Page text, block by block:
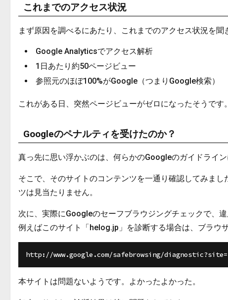
これまでのアクセス状況
まず原因を調べるにあたり、これまでのアクセス状況を聞
Google Analyticsでアクセス解析
1日あたり約50ページビュー
参照元のほぼ100%がGoogle（つまりGoogle検索）
これがある日、突然ページビューがゼロになったそうで
Googleのペナルティを受けたのか？
真っ先に思い浮かぶのは、何らかのGoogleのガイドライ
そこで、そのサイトのコンテンツを一通り確認してみま
ツは見当たりません。
次に、実際にGoogleのセーフブラウジングチェックで、
例えばこのサイト「helog.jp」を診断する場合は、ブラウ
本サイトは問題ないようです。よかったよかった。